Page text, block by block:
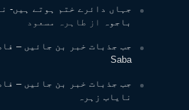
جہاں دائرے ختم ہوتے ہیں-
باجوہ
از طاہرہ مسعود
جب جذبات خبر بن جائیں –
Saba
جب جذبات خبر بن جائیں –
نایاب زہرہ